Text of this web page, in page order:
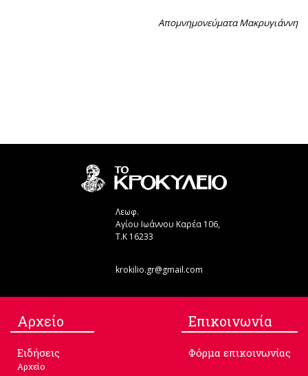
Απομνημονεύματα Μακρυγιάννη
Λεωφ.
Αγίου Ιωάννου Καρέα 106,
Τ.Κ 16233
krokilio.gr@gmail.com
Aρχείο
Ειδήσεις
Αρχείο
Επικοινωνία
Φόρμα επικοινωνίας